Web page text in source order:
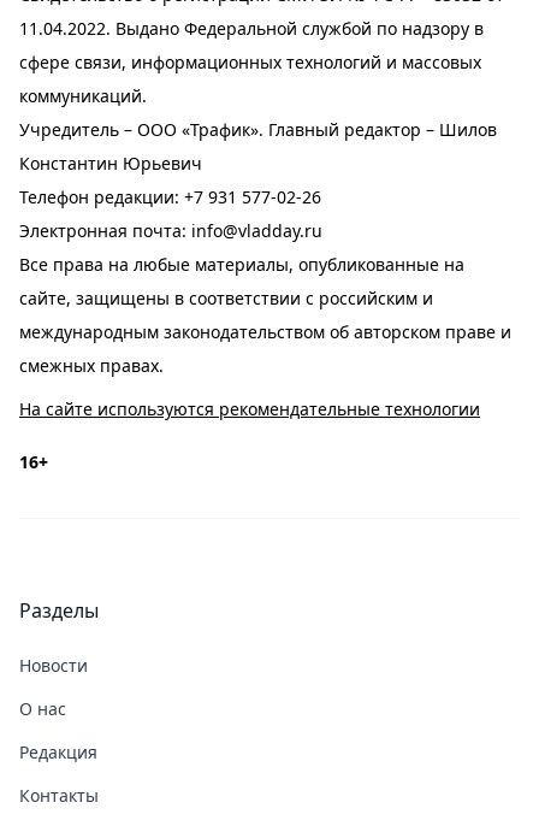
11.04.2022. Выдано Федеральной службой по надзору в
сфере связи, информационных технологий и массовых
коммуникаций.
Учредитель – ООО «Трафик». Главный редактор – Шилов
Константин Юрьевич
Телефон редакции: +7 931 577-02-26
Электронная почта: info@vladday.ru
Все права на любые материалы, опубликованные на
сайте, защищены в соответствии с российским и
международным законодательством об авторском праве и
смежных правах.
На сайте используются рекомендательные технологии
16+
Разделы
Новости
О нас
Редакция
Контакты